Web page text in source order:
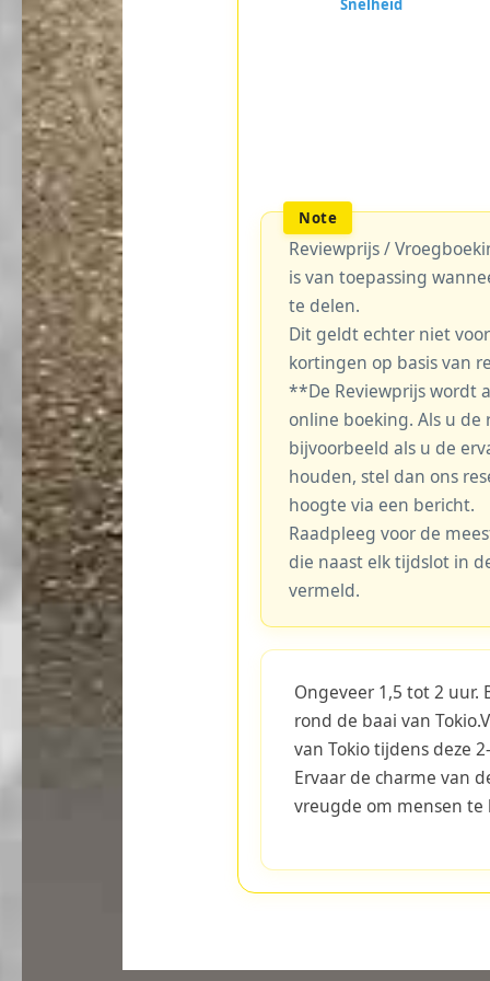
Reviewprijs /
is van toepassing
te delen.
Dit geldt echter niet
kortingen op basis van
**De Reviewprijs wordt
online boeking. Als u
bijvoorbeeld als u de
houden, stel dan ons
hoogte via een bericht.
Raadpleeg voor de
die naast elk tijdslot in
vermeld.
Ongeveer 1,5 tot 2 uur.
rond de baai van
van Tokio tijdens deze
Ervaar de charme van
vreugde om mensen